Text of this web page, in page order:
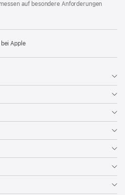
auf besondere Anforderungen
Apple